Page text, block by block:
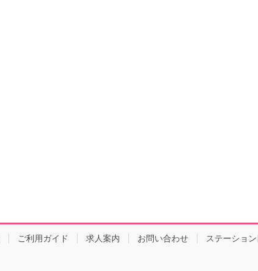
ご利用ガイド 求人案内 お問い合わせ ステーショ